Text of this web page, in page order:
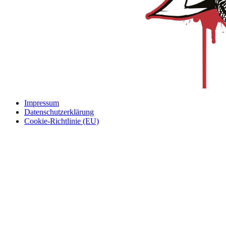
Impressum
Datenschutzerklärung
Cookie-Richtlinie (EU)